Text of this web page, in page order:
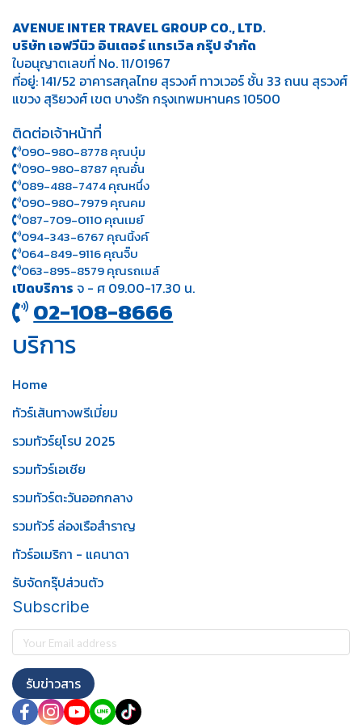
AVENUE INTER TRAVEL GROUP CO., LTD.
บริษัท เอฟวีนิว อินเตอร์ แทรเวิล กรุ๊ป จำกัด
ใบอนุญาตเลขที่ No. 11/01967
ที่อยู่: 141/52 อาคารสกุลไทย สุรวงศ์ ทาวเวอร์ ชั้น 33 ถนน สุรวงศ์
แขวง สุริยวงศ์ เขต บางรัก กรุงเทพมหานคร 10500
ติดต่อเจ้าหน้าที่
090-980-8778 คุณบุ๋ม
090-980-8787 คุณอั๋น
089-488-7474 คุณหนึ่ง
090-980-7979 คุณคม
087-709-0110 คุณเมย์
094-343-6767 คุณนิ้งค์
064-849-9116 คุณจิ๊บ
063-895-8 579คุณรถเมล์
เปิดบริการ จ - ศ 09.00-17.30 น.
02-108-8666
บริการ
Home
ทัวร์เส้นทางพรีเมี่ยม
รวมทัวร์ยุโรป 2025
รวมทัวร์เอเชีย
รวมทัวร์ตะวันออกกลาง
รวมทัวร์ ล่องเรือสำราญ
ทัวร์อเมริกา - แคนาดา
รับจัดกรุ๊ปส่วนตัว
Subscribe
รับข่าวสาร